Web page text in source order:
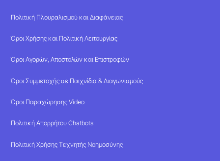
Πολιτική Πλουραλισμού και Διαφάνειας
Όροι Χρήσης και Πολιτική Λειτουργίας
Όροι Αγορών, Αποστολών και Επιστροφών
Όροι Συμμετοχής σε Παιχνίδια & Διαγωνισμούς
Όροι Παραχώρησης Video
Πολιτική Απορρήτου Chatbots
Πολιτική Χρήσης Τεχνητής Νοημοσύνης